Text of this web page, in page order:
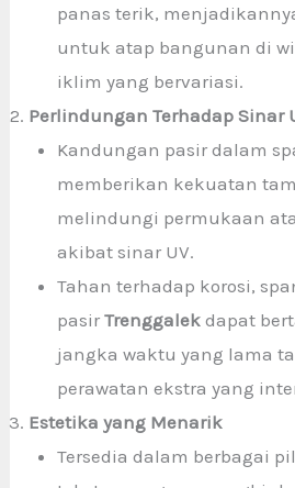
panas terik,
untuk atap bangunan di
iklim yang bervariasi.
Perlindungan Terhadap Sinar
Kandungan pasir dalam
memberikan kekuatan
melindungi permukaan
akibat sinar UV.
Tahan terhadap korosi,
pasir Trenggalek dapat
jangka waktu yang lama
perawatan ekstra yang
Estetika yang Menarik
Tersedia dalam berbagai